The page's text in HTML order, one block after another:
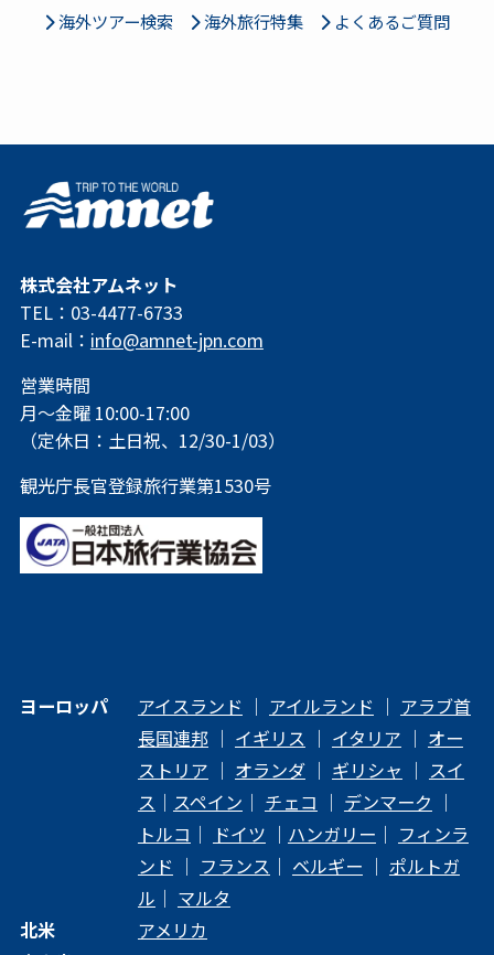
海外ツアー検索 海外旅行特集 よくあるご質問
株式会社アムネット
TEL：03-4477-6733
E-mail： info@amnet-jpn.com
営業時間
月～金曜 10:00-17:00
（定休日：土日祝、12/30-1/03）
観光庁長官登録旅行業第1530号
ヨーロッパ アイスランド ｜ アイルランド ｜ アラブ首
長国連邦｜ イギリス ｜ イタリア ｜ オー
ストリア ｜ オランダ｜ ギリシャ ｜ スイ
ス ｜ スペイン ｜ チェコ ｜ デンマーク ｜
トルコ ｜ ドイツ ｜ ハンガリー ｜ フィンラ
ンド ｜ フランス ｜ ベルギー ｜ ポルトガ
ル ｜ マルタ
北米
アメリカ